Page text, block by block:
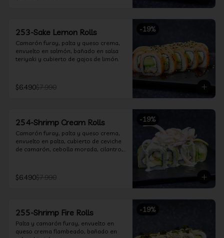
-19%
253-Sake Lemon Rolls
Camarón furay, palta y queso crema,
envuelto en salmón, bañado en salsa
teriyaki y cubierto de gajos de limón.
$6.490$7.990
-19%
254-Shrimp Cream Rolls
Camarón furay, palta y queso crema,
envuelto en palta, cubierto de ceviche
de camarón, cebolla morada, cilantro,
$6.490$7.990
-19%
255-Shrimp Fire Rolls
Palta y camarón furay, envuelto en
queso crema flambeado, bañado en